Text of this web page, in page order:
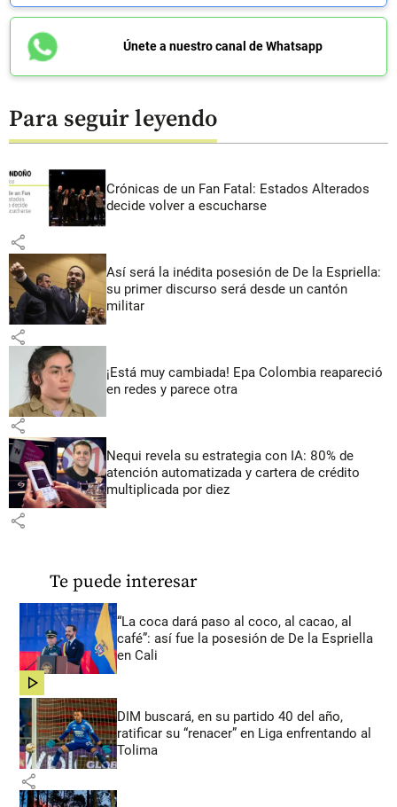
Únete a nuestro canal de Whatsapp
Para seguir leyendo
Crónicas de un Fan Fatal: Estados Alterados
decide volver a escucharse
share
Así será la inédita posesión de De la Espriella:
su primer discurso será desde un cantón
militar
share
¡Está muy cambiada! Epa Colombia reapareció
en redes y parece otra
share
Nequi revela su estrategia con IA: 80% de
atención automatizada y cartera de crédito
multiplicada por diez
share
Te puede interesar
“La coca dará paso al coco, al cacao, al
café”: así fue la posesión de De la Espriella
en Cali
share
DIM buscará, en su partido 40 del año,
ratificar su “renacer” en Liga enfrentando al
Tolima
share